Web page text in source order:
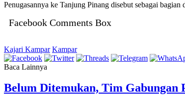
Penugasannya ke Tanjung Pinang disebut sebagai
Facebook Comments Box
Kajari Kampar Kampar
Baca Lainnya
Belum Ditemukan, Tim Gabungan